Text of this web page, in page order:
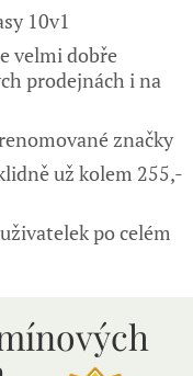
10v1
velmi dobře
prodejnách i na
značky
už kolem 255,-
po celém